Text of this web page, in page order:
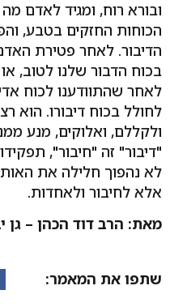
ובורא רוח, ומגיד לאדם
הכוחות החזקים בטבע,
הדיבור. לאחר פטירת
בכוח הדבור שלנו לטוב,
לאחר שהתוודענו לכוח
לחולל בכוח דיבורו. הוא
ולקללם, ואלוקים, מנע
"דיבור" זה "חיבור",
לא נהפוך חלילה את
אלא לחיבור ולאחדות.
מאת: הרב דוד הכהן – גן
שתפו את המאמר: